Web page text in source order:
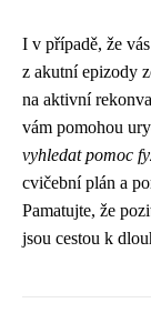
I v případě, že
z akutní epizody
na aktivní
vám pomohou
vyhledat pomoc
cvičební plán a
Pamatujte, že
jsou cestou k